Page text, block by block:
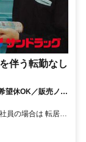
伴う転勤なし
望休OK／販売ノル
など店舗運営がメ
合は 転居を